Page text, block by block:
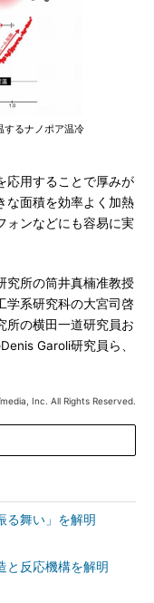
するナノポア温冷
応用することで厚みが
な面積を効率よく加熱
ォンなどにも容易に実
究所の筒井真楠准教授
学系研究科の大宮司啓
所の横田一道研究員お
Garoli研究員ら、
Inc. All Rights Reserved.
る舞い」を解明
と反応機構を解明